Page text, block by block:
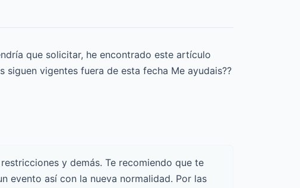
que solicitar, he encontrado este artículo
siguen vigentes fuera de esta fecha Me ayudais??
y demás. Te recomiendo que te
evento así con la nueva normalidad. Por las